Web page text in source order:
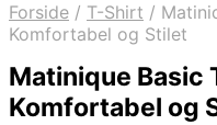
Forside / T-Shirt /
Komfortabel og Stilet
Matinique Basic
Komfortabel og